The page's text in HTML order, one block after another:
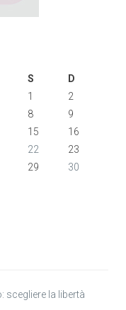
S
D
1
2
8
9
15
16
22
23
29
30
scegliere la libertà